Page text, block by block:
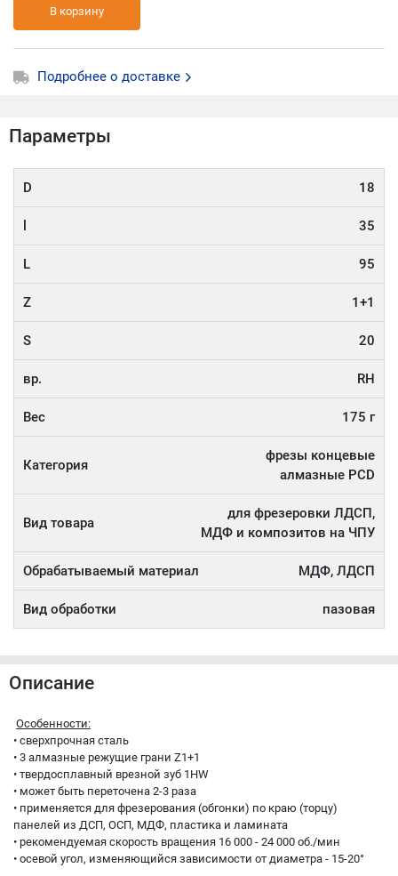
В корзину
Подробнее о доставке
Параметры
D 18
35
L 95
Z 1+1
S 20
вр. RH
Вес 175 г
Категория
фрезы концевые
алмазные PCD
Вид товара
для фрезеровки ЛДСП,
МДФ и композитов на ЧПУ
Обрабатываемый материал МДФ, ЛДСП
Вид обработки пазовая
Описание
Особенности:
• сверхпрочная сталь
• 3 алмазные режущие грани Z1+1
• твердосплавный врезной зуб 1HW
• может быть переточена 2-3 раза
• применяется для фрезерования (обгонки) по краю (торцу)
панелей из ДСП, OСП, МДФ, пластика и ламината
• рекомендуемая скорость вращения 16 000 - 24 000 об./мин
• осевой угол, изменяющийся зависимости от диаметра - 15-20°